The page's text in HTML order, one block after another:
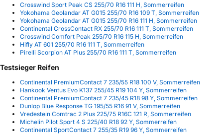
Crosswind Sport Peak CS 255/70 R16 111 H, Sommerreifen
Yokohama Geolandar AT G015 255/70 R16 109 T, Sommerreifen
Yokohama Geolandar AT G015 255/70 R16 111 H, Sommerreifen
Continental CrossContact RX 255/70 R16 111 T, Sommerreifen
Crosswind Comfort Peak 255/70 R16 115 H, Sommerreifen
Hifly AT 601 255/70 R16 111 T, Sommerreifen
Pirelli Scorpion AT Plus 255/70 R16 111 T, Sommerreifen
Testsieger Reifen
Continental PremiumContact 7 235/55 R18 100 V, Sommerreifen
Hankook Ventus Evo K137 255/45 R19 104 Y, Sommerreifen
Continental PremiumContact 7 235/45 R18 98 Y, Sommerreifen
Dunlop Blue Response TG 195/55 R16 91 V, Sommerreifen
Vredestein Comtrac 2 Plus 225/75 R16C 121 R, Sommerreifen
Michelin Pilot Sport 4 S 225/40 R18 92 Y, Sommerreifen
Continental SportContact 7 255/35 R19 96 Y, Sommerreifen